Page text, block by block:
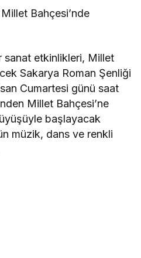
Bahçesi’nde
sanat etkinlikleri, Millet
Sakarya Roman Şenliği
Cumartesi günü saat
Millet Bahçesi’ne
başlayacak
müzik, dans ve renkli